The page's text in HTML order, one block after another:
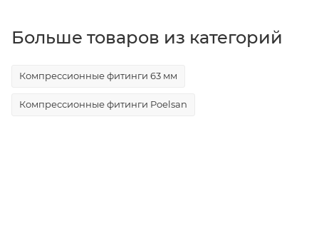
Больше товаров из категорий
Компрессионные фитинги 63 мм
Компрессионные фитинги Poelsan